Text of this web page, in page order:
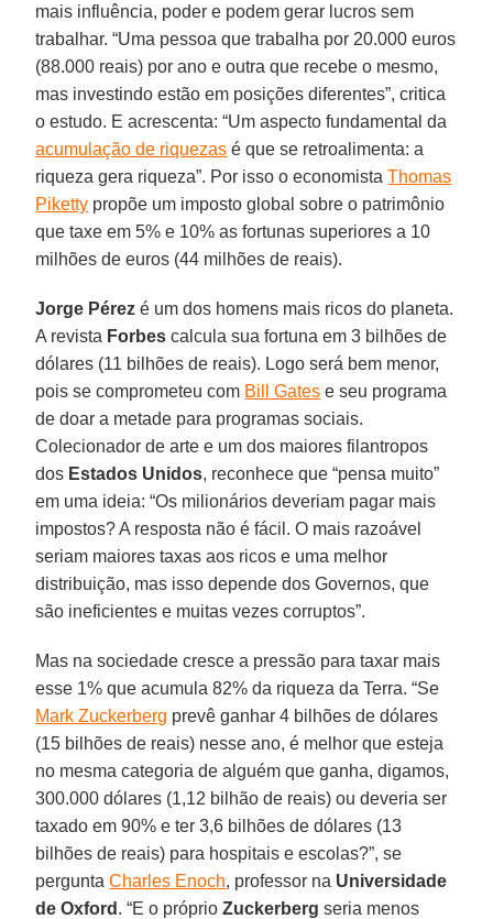
mais influência, poder e podem gerar lucros sem
trabalhar. “Uma pessoa que trabalha por 20.000 euros
(88.000 reais) por ano e outra que recebe o mesmo,
mas investindo estão em posições diferentes”, critica
o estudo. E acrescenta: “Um aspecto fundamental da
acumulação de riquezas é que se retroalimenta: a
riqueza gera riqueza”. Por isso o economistaThomas
Piketty propõe um imposto global sobre o patrimônio
que taxe em 5% e 10% as fortunas superiores a 10
milhões de euros (44 milhões de reais).
Jorge Pérezé um dos homens mais ricos do planeta.
A revista Forbes calcula sua fortuna em 3 bilhões de
dólares (11 bilhões de reais). Logo será bem menor,
pois se comprometeu com Bill Gates e seu programa
de doar a metade para programas sociais.
Colecionador de arte e um dos maiores filantropos
dos Estados Unidos, reconhece que “pensa muito”
em uma ideia: “Os milionários deveriam pagar mais
impostos? A resposta não é fácil. O mais razoável
seriam maiores taxas aos ricos e uma melhor
distribuição, mas isso depende dos Governos, que
são ineficientes e muitas vezes corruptos”.
Mas na sociedade cresce a pressão para taxar mais
esse 1% que acumula 82% da riqueza da Terra. “Se
Mark Zuckerberg prevê ganhar 4 bilhões de dólares
(15 bilhões de reais) nesse ano, é melhor que esteja
no mesma categoria de alguém que ganha, digamos,
300.000 dólares (1,12 bilhão de reais) ou deveria ser
taxado em 90% e ter 3,6 bilhões de dólares (13
bilhões de reais) para hospitais e escolas?”, se
perguntaCharles Enoch, professor na Universidade
de Oxford . “E o próprioZuckerberg seria menos